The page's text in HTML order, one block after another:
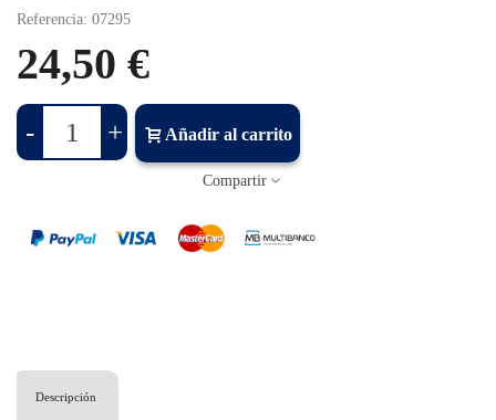
Referencia: 07295
24,50 €
- + Añadir al carrito
Compartir
Descripción